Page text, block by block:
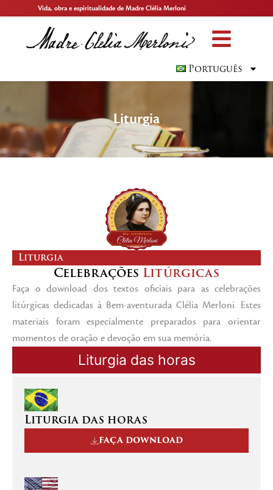
Vida, obra e espiritualidade de Madre Clélia Merloni
Português
Liturgia
Liturgia
Celebrações Litúrgicas
Faça o download dos textos oficiais para as celebrações
litúrgicas dedicadas à Bem-aventurada Clélia Merloni. Estes
materiais foram especialmente preparados para orientar
momentos de oração e devoção em sua memória.
Liturgia das horas
Liturgia das horas
FAÇA DOWNLOAD